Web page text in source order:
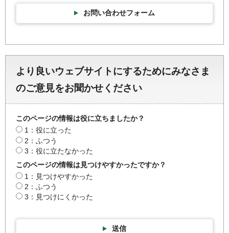
お問い合わせフォーム
より良いウェブサイトにするためにみなさま
のご意見をお聞かせください
このページの情報は役に立ちましたか？
1：役に立った
2：ふつう
3：役に立たなかった
このページの情報は見つけやすかったですか？
1：見つけやすかった
2：ふつう
3：見つけにくかった
送信